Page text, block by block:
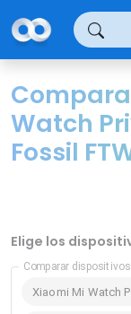
Watch
Fossil
Elige los
Comparar dispositivos
Xiaomi Mi Watch
Panel de gestión